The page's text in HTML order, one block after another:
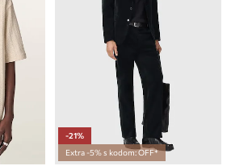
-21%
Extra -5% s kodom: OFF*